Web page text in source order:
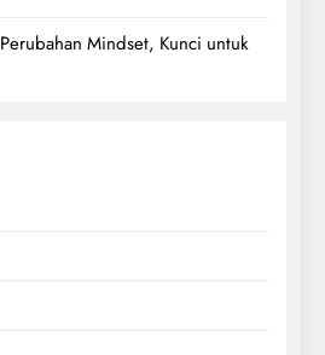
Perubahan Mindset, Kunci untuk